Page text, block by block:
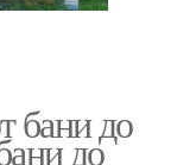
бани до
до